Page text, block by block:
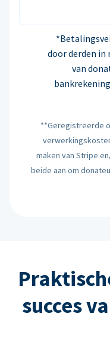
door derden
van
**Geregistreerde
maken van Stripe
beide aan om
succes